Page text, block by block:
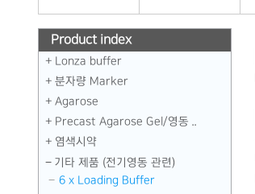
Product index
Lonza buffer
분자량 Marker
Agarose
Precast Agarose Gel／영동 ..
염색시약
기타 제품 (전기영동 관련)
6 x Loading Buffer